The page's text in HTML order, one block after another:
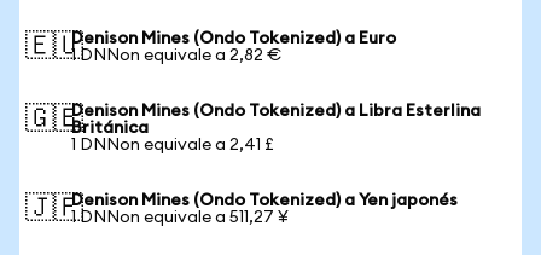
🇪🇺Denison Mines (Ondo Tokenized) a Euro
1 DNNon equivale a 2,82 €
🇬🇧Denison Mines (Ondo Tokenized) a Libra Esterlina
Británica
1 DNNon equivale a 2,41 £
🇯🇵Denison Mines (Ondo Tokenized) a Yen japonés
1 DNNon equivale a 511,27 ¥